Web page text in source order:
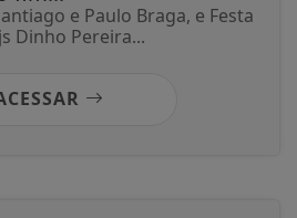
e Paulo Braga, e Festa
Dinho Pereira...